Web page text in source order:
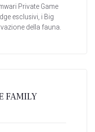
Private Game
esclusivi, i Big
della fauna.
FAMILY